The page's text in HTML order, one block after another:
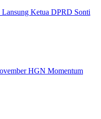
Ketua DPRD Sonti
HGN Momentum